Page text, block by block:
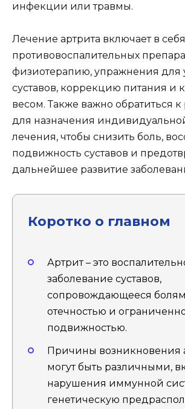
инфекции или травмы.
Лечение артрита включает в
противовоспалительных
физиотерапию, упражнения для
суставов, коррекцию питания и
весом. Также важно обратиться к
для назначения
лечения, чтобы снизить боль,
подвижность суставов и
дальнейшее развитие
Коротко о главном
Артрит – это
заболевание суставов,
сопровождающееся
отечностью и
подвижностью.
Причины возникновения
могут быть различными,
нарушения иммунной
генетическую